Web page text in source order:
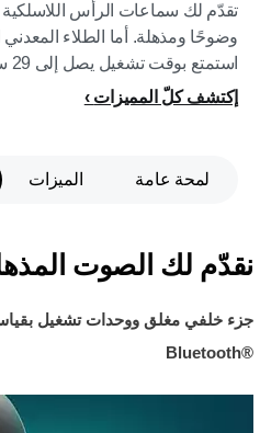
وضوحًا ومذهلة. أما الطلاء
استمتع بوقت تشغيل يصل إلى 29 ساعة.
إكتشف كلّ المميزات
لمحة عامة الميزات
نقدّم لك الصوت
جزء خلفي مغلق ووحدات تشغيل بقياس 40
Bluetooth®‎